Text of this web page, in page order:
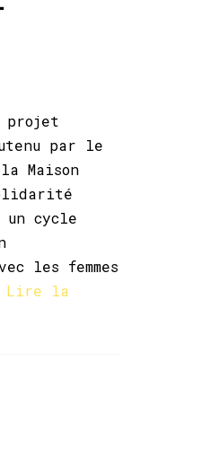
projet
par le
Maison
un cycle
les femmes
Lire la